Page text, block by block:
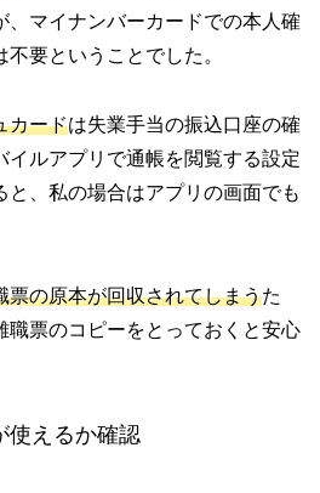
、マイナンバーカードでの本人確
要ということでした。
カードは失業手当の振込口座の確
イルアプリで通帳を閲覧する設定
と、私の場合はアプリの画面でも
票の原本が回収されてしまうた
職票のコピーをとっておくと安心
使えるか確認